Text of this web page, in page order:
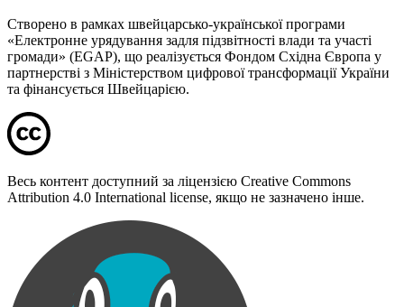
Створено в рамках швейцарсько-української програми
«Електронне урядування задля підзвітності влади та участі
громади» (EGAP), що реалізується Фондом Східна Європа у
партнерстві з Міністерством цифрової трансформації України
та фінансується Швейцарією.
Весь контент доступний за ліцензією Creative Commons
Attribution 4.0 International license, якщо не зазначено інше.